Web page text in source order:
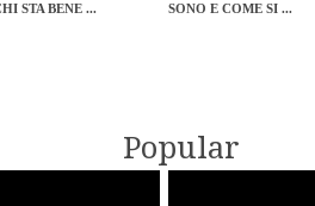
STA BENE ...
SONO E COME SI ...
Popular